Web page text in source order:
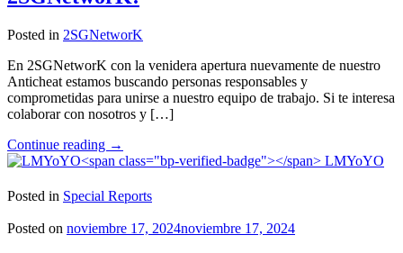
Posted in 2SGNetworK
En 2SGNetworK con la venidera apertura nuevamente de nuestro
Anticheat estamos buscando personas responsables y
comprometidas para unirse a nuestro equipo de trabajo. Si te interesa
colaborar con nosotros y […]
Continue reading "Convocatoria
Abierta
el
Staff
de
→
LMYoYO
Posted in Special Reports
Posted on noviembre 17, 2024noviembre 17, 2024